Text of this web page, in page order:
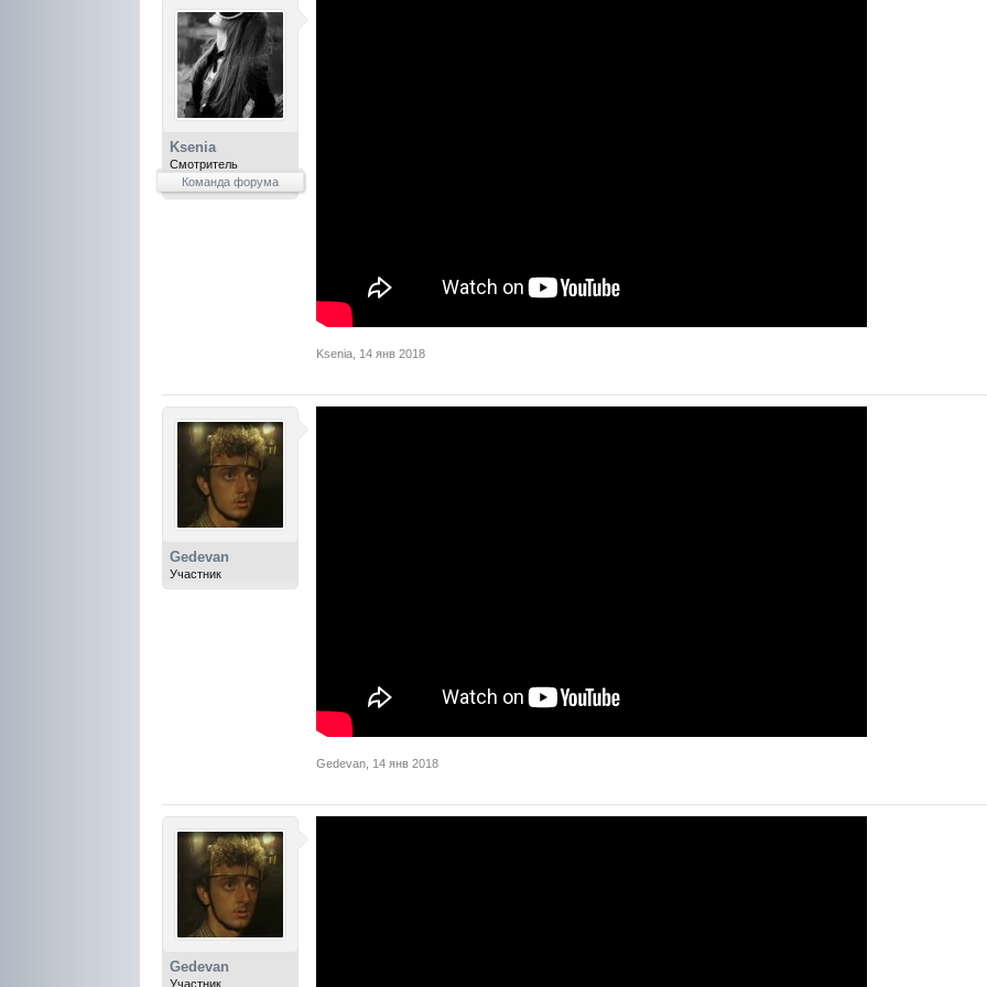
Ksenia
Смотритель
Команда форума
Ksenia 14 янв 2018
Gedevan
Участник
Gedevan 14 янв 2018
Gedevan
Участник